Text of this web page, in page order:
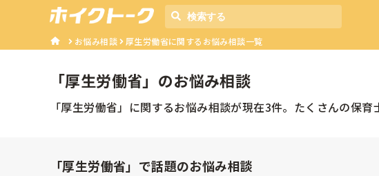
お悩み相談 厚生労働省に関するお悩み相談一覧
「厚生労働省」のお悩み相談
「厚生労働省」に関するお悩み相談が現在3件。たくさんの保育
「厚生労働省」で話題のお悩み相談